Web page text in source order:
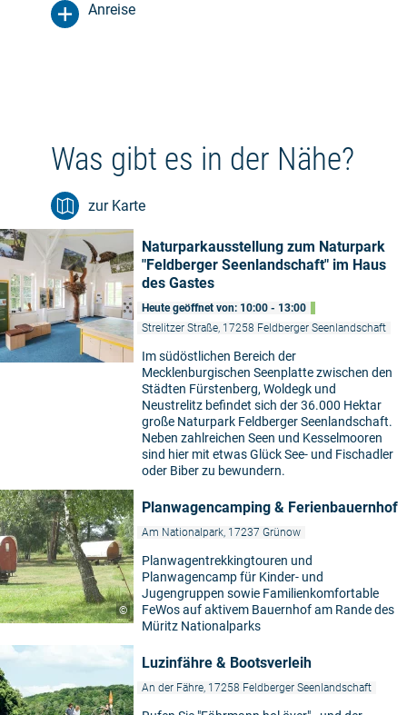
Anreise
Was gibt es in der Nähe?
zur Karte
Naturparkausstellung zum Naturpark
"Feldberger Seenlandschaft" im Haus
des Gastes
Heute geöffnet von: 10:00 - 13:00
Strelitzer Straße, 17258 Feldberger Seenlandschaft
Im südöstlichen Bereich der
Mecklenburgischen Seenplatte zwischen den
Städten Fürstenberg, Woldegk und
Neustrelitz befindet sich der 36.000 Hektar
große Naturpark Feldberger Seenlandschaft.
Neben zahlreichen Seen und Kesselmooren
sind hier mit etwas Glück See- und Fischadler
oder Biber zu bewundern.
©
Planwagencamping & Ferienbauernhof
Am Nationalpark, 17237 Grünow
Planwagentrekkingtouren und
Planwagencamp für Kinder- und
Jugengruppen sowie Familienkomfortable
FeWos auf aktivem Bauernhof am Rande des
Müritz Nationalparks
Luzinfähre & Bootsverleih
An der Fähre, 17258 Feldberger Seenlandschaft